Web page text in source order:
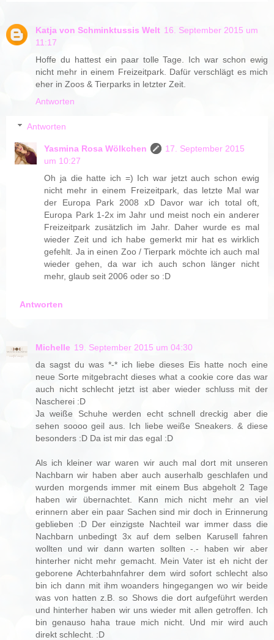
Katja von Schminktussis Welt 16. September 2015 um
11:17
Hoffe du hattest ein paar tolle Tage. Ich war schon ewig
nicht mehr in einem Freizeitpark. Dafür verschlägt es mich
eher in Zoos & Tierparks in letzter Zeit.
Antworten
Antworten
Yasmina Rosa Wölkchen
17. September 2015
um 10:27
Oh ja die hatte ich =) Ich war jetzt auch schon ewig
nicht mehr in einem Freizeitpark, das letzte Mal war
der Europa Park 2008 xD Davor war ich total oft,
Europa Park 1-2x im Jahr und meist noch ein anderer
Freizeitpark zusätzlich im Jahr. Daher wurde es mal
wieder Zeit und ich habe gemerkt mir hat es wirklich
gefehlt. Ja in einen Zoo / Tierpark möchte ich auch mal
wieder gehen, da war ich auch schon länger nicht
mehr, glaub seit 2006 oder so :D
Antworten
Michelle 19. September 2015 um 04:30
da sagst du was *-* ich liebe dieses Eis hatte noch eine
neue Sorte mitgebracht dieses what a cookie core das war
auch nicht schlecht jetzt ist aber wieder schluss mit der
Nascherei :D
Ja weiße Schuhe werden echt schnell dreckig aber die
sehen soooo geil aus. Ich liebe weiße Sneakers. & diese
besonders :D Da ist mir das egal :D
Als ich kleiner war waren wir auch mal dort mit unseren
Nachbarn wir haben aber auch auserhalb geschlafen und
wurden morgends immer mit einem Bus abgeholt 2 Tage
haben wir übernachtet. Kann mich nicht mehr an viel
erinnern aber ein paar Sachen sind mir doch in Erinnerung
geblieben :D Der einzigste Nachteil war immer dass die
Nachbarn unbedingt 3x auf dem selben Karusell fahren
wollten und wir dann warten sollten -.- haben wir aber
hinterher nicht mehr gemacht. Mein Vater ist eh nicht der
geborene Achterbahnfahrer dem wird sofort schlecht also
bin ich dann mit ihm woanders hingegangen wo wir beide
was von hatten z.B. so Shows die dort aufgeführt werden
und hinterher haben wir uns wieder mit allen getroffen. Ich
bin genauso haha traue mich nicht. Und mir wird auch
direkt schlecht. :D